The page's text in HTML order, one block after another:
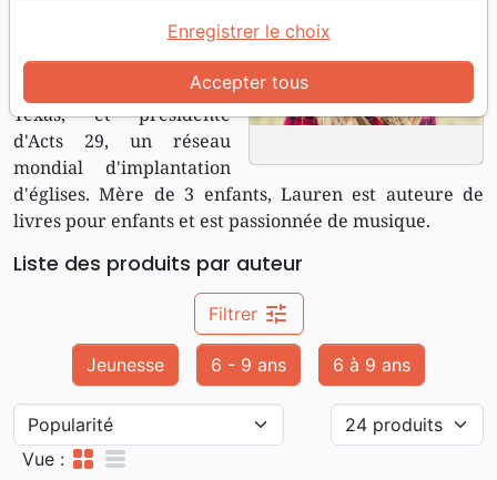
Chandler, pasteur
principal de l'église du
village de Dallas, au
Texas, et présidente
d'Acts 29, un réseau
mondial d'implantation
d'églises. Mère de 3 enfants, Lauren est auteure de
livres pour enfants et est passionnée de musique.
Liste des produits par auteur
Filtrer tune
Jeunesse 6 - 9 ans 6 à 9 ans
Vue : grid_view table_rows
Accepter tous
Enregistrer le choix